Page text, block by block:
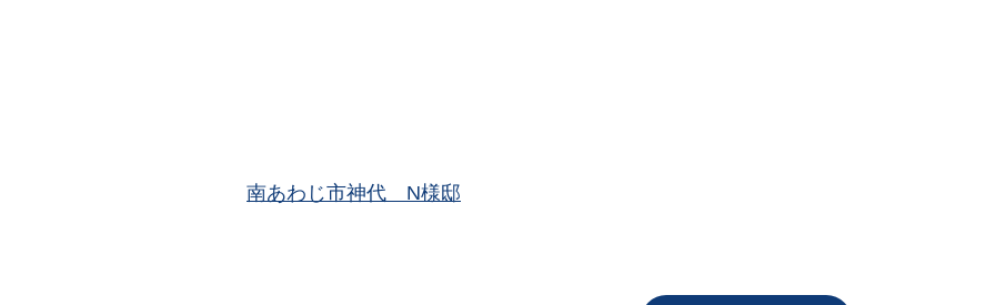
南あわじ市神代 N様邸